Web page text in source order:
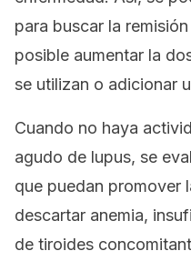
para buscar la
posible aumentar la
se utilizan o adicionar
Cuando no haya
agudo de lupus, se
que puedan promover
descartar anemia,
de tiroides